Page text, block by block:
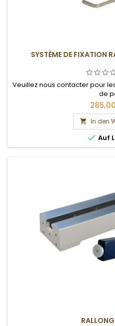
SYSTÈME DE FIXATION
Veuillez nous contacter pour
de
 In den
 Auf